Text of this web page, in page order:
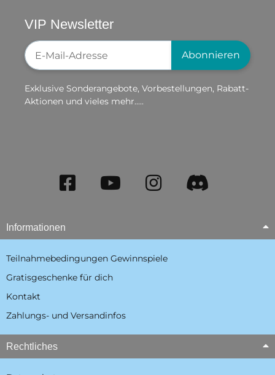
VIP Newsletter
Newsletter-Registrierung
Abonnieren
Exklusive Sonderangebote, Vorbestellungen, Rabatt-
Aktionen und vieles mehr.....
Informationen
Teilnahmebedingungen Gewinnspiele
Gratisgeschenke für dich
Kontakt
Zahlungs- und Versandinfos
Rechtliches